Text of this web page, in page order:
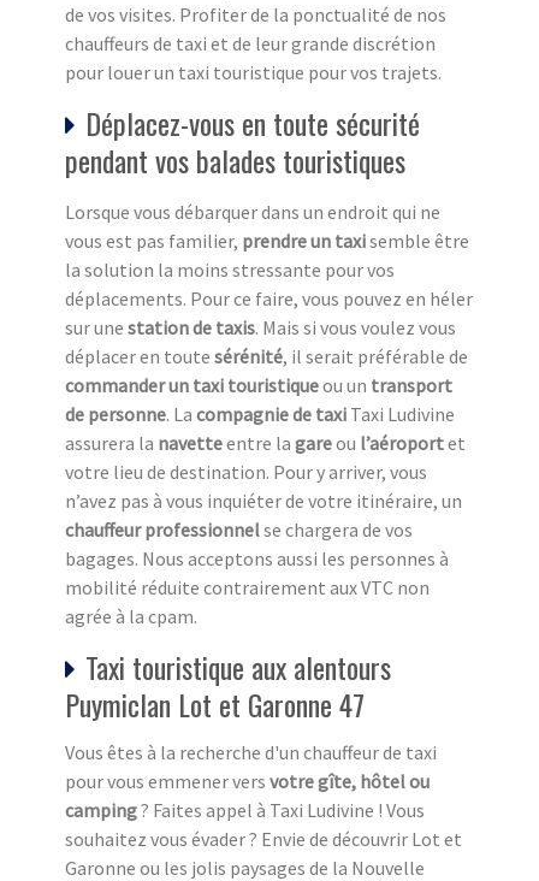
de vos visites. Profiter de la ponctualité de nos
chauffeurs de taxi et de leur grande discrétion
pour louer un taxi touristique pour vos trajets.
Déplacez-vous en toute sécurité
pendant vos balades touristiques
Lorsque vous débarquer dans un endroit qui ne
vous est pas familier, prendre un taxisemble être
la solution la moins stressante pour vos
déplacements. Pour ce faire, vous pouvez en héler
sur une station de taxis. Mais si vous voulez vous
déplacer en toute sérénité, il serait préférable de
commander un taxi touristiqueou un transport
de personne. La compagnie de taxi Taxi Ludivine
assurera la navetteentre la gareou l’aéroportet
votre lieu de destination. Pour y arriver, vous
n’avez pas à vous inquiéter de votre itinéraire, un
chauffeur professionnelse chargera de vos
bagages. Nous acceptons aussi les personnes à
mobilité réduite contrairement aux VTC non
agrée à la cpam.
Taxi touristique aux alentours
Puymiclan Lot et Garonne 47
Vous êtes à la recherche d'un chauffeur de taxi
pour vous emmener vers votre gîte, hôtel ou
camping? Faites appel à Taxi Ludivine ! Vous
souhaitez vous évader ? Envie de découvrir Lot et
Garonne ou les jolis paysages de la Nouvelle